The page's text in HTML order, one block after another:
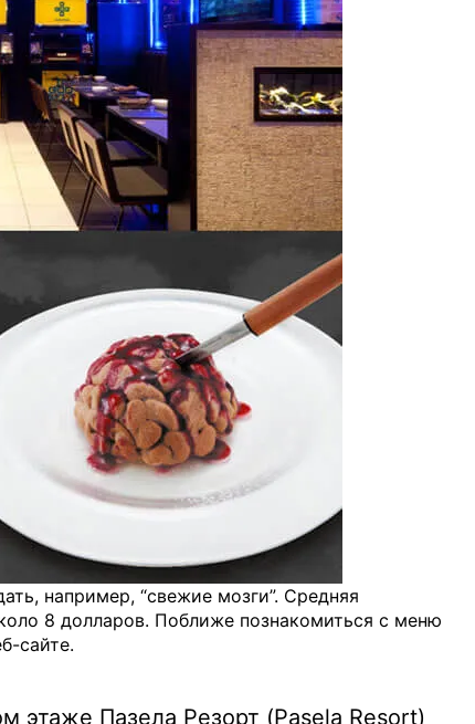
например, “свежие мозги”. Средняя
8 долларов. Поближе познакомиться с меню
сайте.
этаже Пазела Резорт (Pasela Resort)